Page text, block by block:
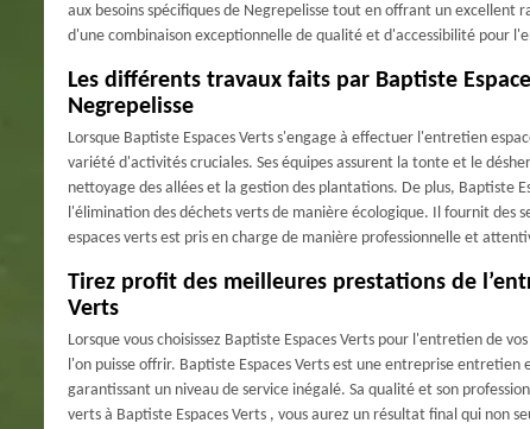
aux besoins spécifiques de Negrepelisse tout en offrant un excellent
d'une combinaison exceptionnelle de qualité et d'accessibilité pour
Les différents travaux faits par Baptiste
Negrepelisse
Lorsque Baptiste Espaces Verts s'engage à effectuer l'entretien
variété d'activités cruciales. Ses équipes assurent la tonte et le
nettoyage des allées et la gestion des plantations. De plus, Baptiste
l'élimination des déchets verts de manière écologique. Il fournit des
espaces verts est pris en charge de manière professionnelle et
Tirez profit des meilleures prestations de
Verts
Lorsque vous choisissez Baptiste Espaces Verts pour l'entretien de
l'on puisse offrir. Baptiste Espaces Verts est une entreprise
garantissant un niveau de service inégalé. Sa qualité et son
verts à Baptiste Espaces Verts , vous aurez un résultat final qui non